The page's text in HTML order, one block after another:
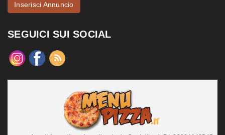
Inserisci Annuncio
SEGUICI SUI SOCIAL